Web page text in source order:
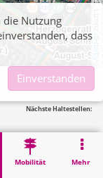
2021, Lizenz
dl-de/by-2-0
Mobilität Mehr
Nächste Haltestellen:
Grube-Adolf-Park
die Nutzung
dass
Einverstanden